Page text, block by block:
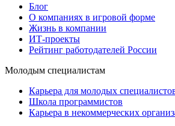
Блог
О компаниях в игровой форме
Жизнь в компании
ИТ-проекты
Рейтинг работодателей России
Молодым специалистам
Карьера для молодых
Школа программистов
Карьера в некоммерческих